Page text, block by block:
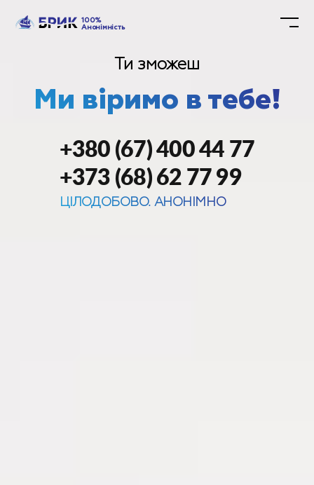
100%
Анонімність
+380 (67) 400 44 77
+373 (68) 62 77 99
ЦІЛОДОБОВО. АНОНІМНО
Ти зможеш
Ми віримо в тебе!